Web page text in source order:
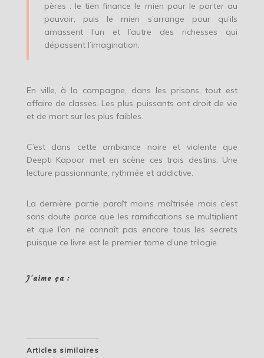
pères : le tien finance le mien pour le porter au
pouvoir, puis le mien s’arrange pour qu’ils
amassent l’un et l’autre des richesses qui
dépassent l’imagination.
En ville, à la campagne, dans les prisons, tout est
affaire de classes. Les plus puissants ont droit de vie
et de mort sur les plus faibles.
C’est dans cette ambiance noire et violente que
Deepti Kapoor met en scène ces trois destins. Une
lecture passionnante, rythmée et addictive.
La dernière partie paraît moins maîtrisée mais c’est
sans doute parce que les ramifications se multiplient
et que l’on ne connaît pas encore tous les secrets
puisque ce livre est le premier tome d’une trilogie.
J’aime ça :
Articles similaires